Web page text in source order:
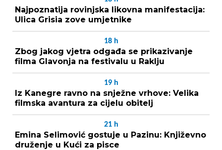
Najpoznatija rovinjska likovna manifestacija:
Ulica Grisia zove umjetnike
18 h
Zbog jakog vjetra odgađa se prikazivanje
filma Glavonja na festivalu u Raklju
19 h
Iz Kanegre ravno na snježne vrhove: Velika
filmska avantura za cijelu obitelj
21 h
Emina Selimović gostuje u Pazinu: Književno
druženje u Kući za pisce